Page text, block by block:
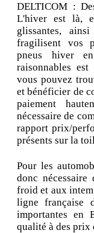
DELTICOM :
L'hiver est là,
glissantes,
fragilisent vos
pneus hiver
raisonnables
vous pouvez
et bénéficier de
paiement
nécessaire de
rapport prix/
présents sur la
Pour les
donc nécessaire
froid et aux
ligne française
importantes en
qualité à des prix